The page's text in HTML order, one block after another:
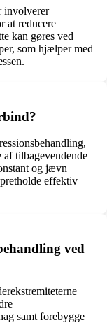
involverer
at reducere
kan gøres ved
som hjælper med
tilbagevendende
og jævn
effektiv
ved
samt forebygge